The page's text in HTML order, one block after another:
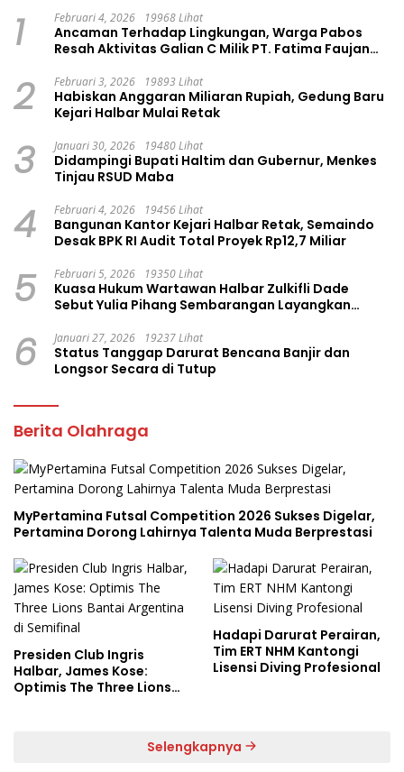
1 Februari 4, 2026 19968 Lihat
Ancaman Terhadap Lingkungan, Warga Pabos
Resah Aktivitas Galian C Milik PT. Fatima Faujan
2 Februari 3, 2026 19893 Lihat
Habiskan Anggaran Miliaran Rupiah, Gedung Baru
Kejari Halbar Mulai Retak
3 Januari 30, 2026 19480 Lihat
Didampingi Bupati Haltim dan Gubernur, Menkes
Tinjau RSUD Maba
4 Februari 4, 2026 19456 Lihat
Bangunan Kantor Kejari Halbar Retak, Semaindo
Desak BPK RI Audit Total Proyek Rp12,7 Miliar
5 Februari 5, 2026 19350 Lihat
Kuasa Hukum Wartawan Halbar Zulkifli Dade
Sebut Yulia Pihang Sembarangan Layangkan
6 Januari 27, 2026 19237 Lihat
Status Tanggap Darurat Bencana Banjir dan
Longsor Secara di Tutup
Berita Olahraga
MyPertamina Futsal Competition 2026 Sukses Digelar,
Pertamina Dorong Lahirnya Talenta Muda Berprestasi
Presiden Club Ingris
Halbar, James Kose:
Optimis The Three Lions
Hadapi Darurat Perairan,
Tim ERT NHM Kantongi
Lisensi Diving Profesional
Selengkapnya